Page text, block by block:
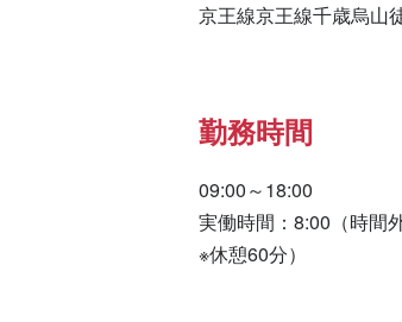
京王線京王線千歳烏山
勤務時間
09:00～18:00
実働時間：8:00（時間
※休憩60分）